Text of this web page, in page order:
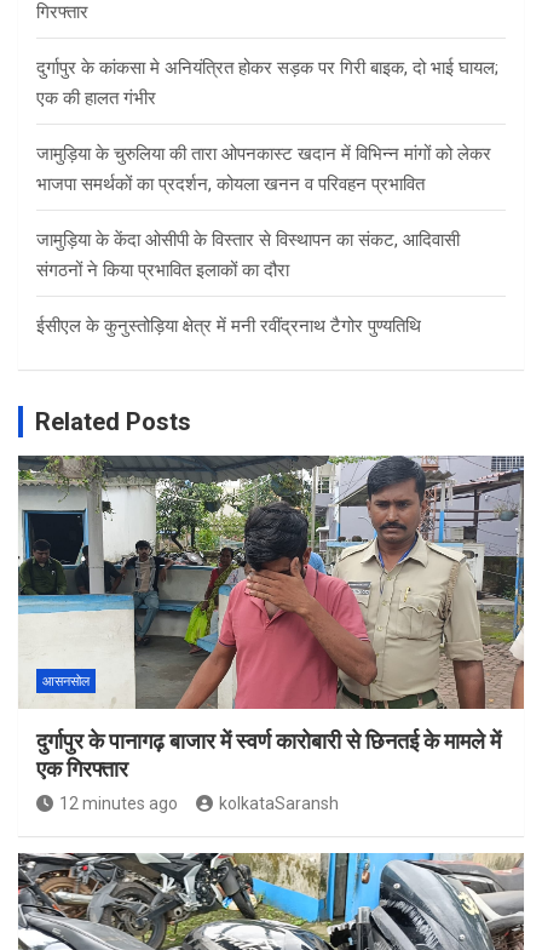
गिरफ्तार
दुर्गापुर के कांकसा मे अनियंत्रित होकर सड़क पर गिरी बाइक, दो भाई घायल;
एक की हालत गंभीर
जामुड़िया के चुरुलिया की तारा ओपनकास्ट खदान में विभिन्न मांगों को लेकर
भाजपा समर्थकों का प्रदर्शन, कोयला खनन व परिवहन प्रभावित
जामुड़िया के केंदा ओसीपी के विस्तार से विस्थापन का संकट, आदिवासी
संगठनों ने किया प्रभावित इलाकों का दौरा
ईसीएल के कुनुस्तोड़िया क्षेत्र में मनी रवींद्रनाथ टैगोर पुण्यतिथि
Related Posts
आसनसोल
दुर्गापुर के पानागढ़ बाजार में स्वर्ण कारोबारी से छिनतई के मामले में
एक गिरफ्तार
12 minutes ago kolkataSaransh